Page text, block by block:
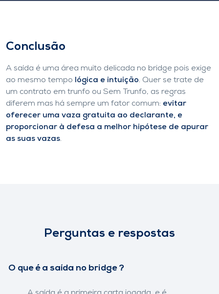
Conclusão
A saída é uma área muito delicada no bridge pois exige
ao mesmo tempo
lógica e intuição. Quer se trate de
um contrato em trunfo ou Sem Trunfo, as regras
diferem mas há sempre um fator comum: evitar
oferecer uma vaza gratuita ao declarante, e
proporcionar à defesa a melhor hipótese de apurar
as suas vazas.
Perguntas e respostas
O que é a saída no bridge ?